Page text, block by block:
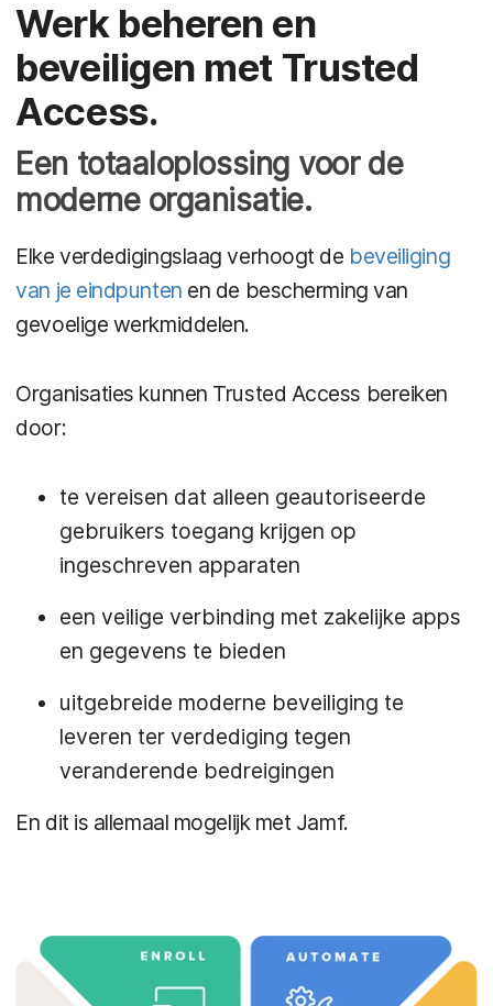
Werk beheren en
beveiligen met Trusted
Access.
Een totaaloplossing voor de
moderne organisatie.
Elke verdedigingslaag verhoogt de beveiliging
van je eindpunten en de bescherming van
gevoelige werkmiddelen.
Organisaties kunnen Trusted Access bereiken
door:
te vereisen dat alleen geautoriseerde
gebruikers toegang krijgen op
ingeschreven apparaten
een veilige verbinding met zakelijke apps
en gegevens te bieden
uitgebreide moderne beveiliging te
leveren ter verdediging tegen
veranderende bedreigingen
En dit is allemaal mogelijk met Jamf.